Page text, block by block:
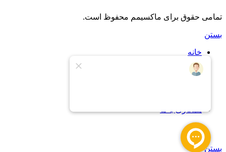
تمامی حقوق برای ماکسیمم محفوظ است.
بستن
خانه
اشتراک
همکاری با ما
سبد خرید
بستن